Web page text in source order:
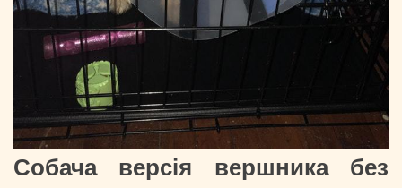
Собача версія вершника без